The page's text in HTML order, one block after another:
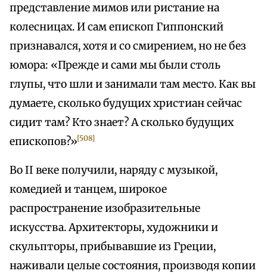
представление мимов или ристание на
колесницах. И сам епископ Гиппонский
признавался, хотя и со смирением, но не без
юмора: «Прежде и сами мы были столь
глупы, что шли и занимали там место. Как вы
думаете, сколько будущих христиан сейчас
сидит там? Кто знает? А сколько будущих
епископов?»[508]
Во II веке получили, наряду с музыкой,
комедией и танцем, широкое
распространение изобразительные
искусства. Архитекторы, художники и
скульпторы, прибывавшие из Греции,
наживали целые состояния, производя копии